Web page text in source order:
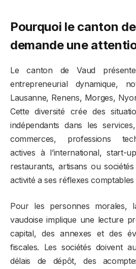
Pourquoi le canton
demande une
Le canton de Vaud
entrepreneurial dynamique,
Lausanne, Renens, Morges,
Cette diversité crée des
indépendants dans les
commerces, professions
actives à l’international, start-
restaurants, artisans ou
activité a ses réflexes
Pour les personnes morales,
vaudoise implique une lecture
capital, des annexes et des
fiscales. Les sociétés doivent
délais de dépôt, des